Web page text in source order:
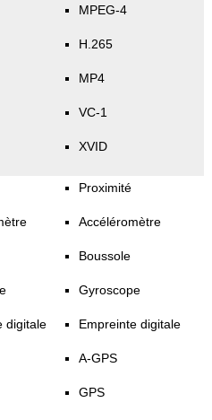
MPEG-4
H.265
MP4
VC-1
XVID
digitale
Proximité
Accéléromètre
Boussole
Gyroscope
Empreinte digitale
A-GPS
GPS